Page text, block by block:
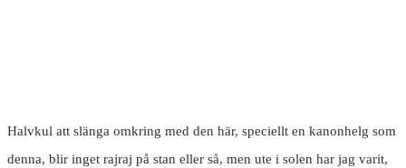
Halvkul att slänga omkring med den här, speciellt en kanonhelg som
denna, blir inget rajraj på stan eller så, men ute i solen har jag varit,